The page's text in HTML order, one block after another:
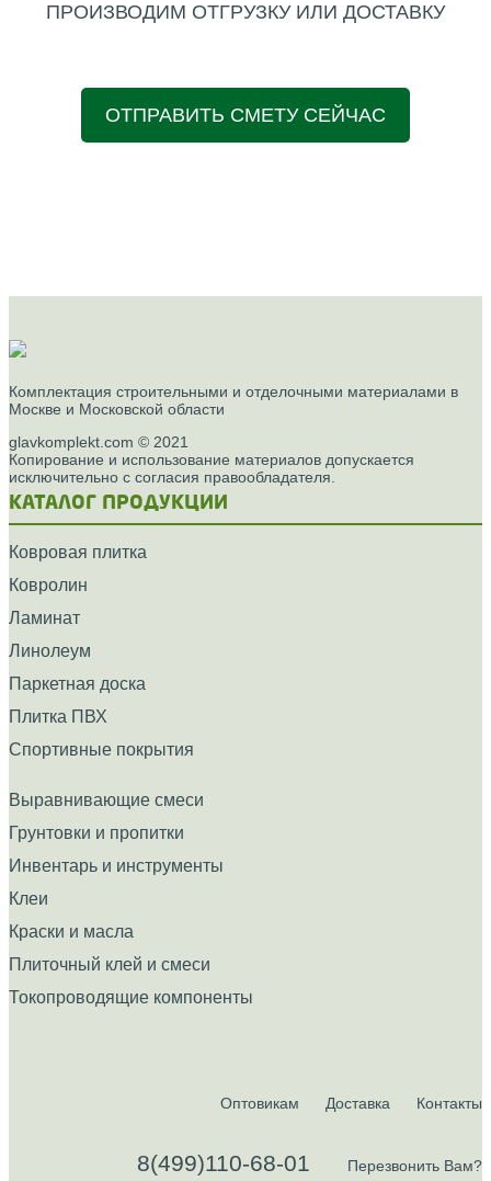
ПРОИЗВОДИМ ОТГРУЗКУ ИЛИ ДОСТАВКУ
ОТПРАВИТЬ СМЕТУ СЕЙЧАС
Комплектация строительными и отделочными материалами в
Москве и Московской области
glavkomplekt.com © 2021
Копирование и использование материалов допускается
исключительно с согласия правообладателя.
КАТАЛОГ ПРОДУКЦИИ
Ковровая плитка
Ковролин
Ламинат
Линолеум
Паркетная доска
Плитка ПВХ
Спортивные покрытия
Выравнивающие смеси
Грунтовки и пропитки
Инвентарь и инструменты
Клеи
Краски и масла
Плиточный клей и смеси
Токопроводящие компоненты
Оптовикам Доставка Контакты
8(499)110-68-01 Перезвонить Вам?